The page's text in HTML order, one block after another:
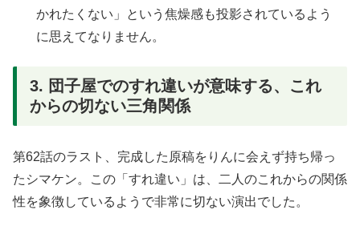
かれたくない」という焦燥感も投影されているよう
に思えてなりません。
3. 団子屋でのすれ違いが意味する、これ
からの切ない三角関係
第62話のラスト、完成した原稿をりんに会えず持ち帰っ
たシマケン。この「すれ違い」は、二人のこれからの関係
性を象徴しているようで非常に切ない演出でした。